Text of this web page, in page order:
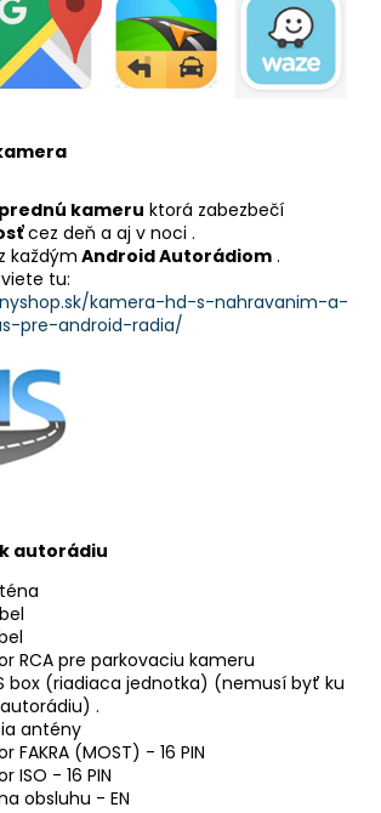
prednú kameru ktorá zabezbečí
cez deň a aj v noci .
z každým Android Autorádiom .
tu:
kamera-hd-s-nahravanim-a-
pre-android-radia/
autorádiu
RCA pre parkovaciu kameru
box (riadiaca jednotka) (nemusí byť ku
.
antény
FAKRA (MOST) - 16 PIN
ISO - 16 PIN
obsluhu - EN